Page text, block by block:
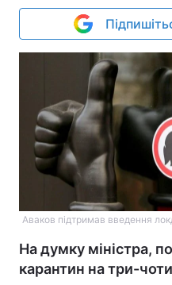
Аваков підтримав введення
На думку міністра,
карантин на три-